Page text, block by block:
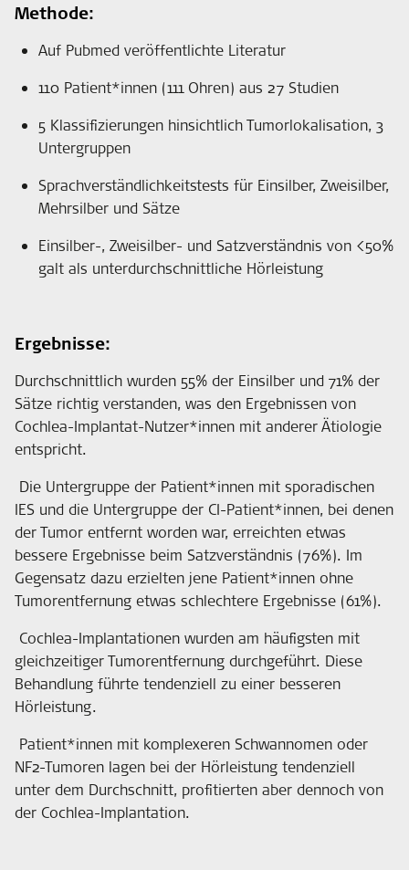
Methode:
Auf Pubmed veröffentlichte Literatur
110 Patient*innen (111 Ohren) aus 27 Studien
5 Klassifizierungen hinsichtlich Tumorlokalisation, 3
Untergruppen
Sprachverständlichkeitstests für Einsilber, Zweisilber,
Mehrsilber und Sätze
Einsilber-, Zweisilber- und Satzverständnis von <50%
galt als unterdurchschnittliche Hörleistung
Ergebnisse:
Durchschnittlich wurden 55% der Einsilber und 71% der
Sätze richtig verstanden, was den Ergebnissen von
Cochlea-Implantat-Nutzer*innen mit anderer Ätiologie
entspricht.
Die Untergruppe der Patient*innen mit sporadischen
IES und die Untergruppe der CI-Patient*innen, bei denen
der Tumor entfernt worden war, erreichten etwas
bessere Ergebnisse beim Satzverständnis (76%). Im
Gegensatz dazu erzielten jene Patient*innen ohne
Tumorentfernung etwas schlechtere Ergebnisse (61%).
Cochlea-Implantationen wurden am häufigsten mit
gleichzeitiger Tumorentfernung durchgeführt. Diese
Behandlung führte tendenziell zu einer besseren
Hörleistung.
Patient*innen mit komplexeren Schwannomen oder
NF2-Tumoren lagen bei der Hörleistung tendenziell
unter dem Durchschnitt, profitierten aber dennoch von
der Cochlea-Implantation.